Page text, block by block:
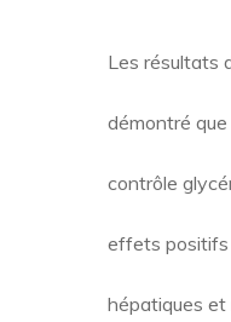
Les résultats
démontré
contrôle
effets positifs
hépatiques et